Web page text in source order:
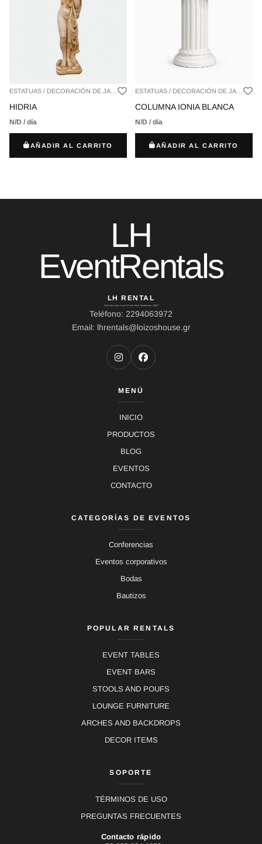
ESTATUAS / DECORACIÓN DE JARDÍN,
HIDRIA
N/D / día
AÑADIR AL CARRITO
ESTATUAS / DECORACIÓN DE JARDÍN,
COLUMNA IONIA BLANCA
N/D / día
AÑADIR AL CARRITO
LH
EventRentals
LH RENTAL
Dirección: Ierou Loxou 10, Kato Souli, Marathonas, 19007
Teléfono: 2294063972
Email: lhrentals@loizoshouse.gr
MENÚ
INICIO
PRODUCTOS
BLOG
EVENTOS
CONTACTO
CATEGORÍAS DE EVENTOS
Conferencias
Eventos corporativos
Bodas
Bautizos
POPULAR RENTALS
EVENT TABLES
EVENT BARS
STOOLS AND POUFS
LOUNGE FURNITURE
ARCHES AND BACKDROPS
DECOR ITEMS
SOPORTE
TÉRMINOS DE USO
PREGUNTAS FRECUENTES
Contacto rápido